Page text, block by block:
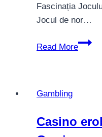
Fascinația
Jocul de nor…
Read More
Xonbet
Gambling
Casino